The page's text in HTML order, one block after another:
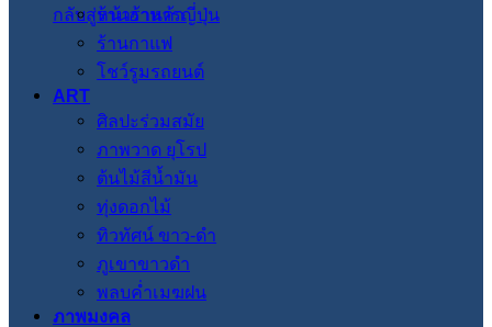
กลับสู่หน้าร้านค้า
ร้านอาหารญี่ปุ่น
ร้านกาแฟ
โชว์รูมรถยนต์
ART
ศิลปะร่วมสมัย
ภาพวาด ยุโรป
ต้นไม้สีน้ำมัน
ทุ่งดอกไม้
ทิวทัศน์ ขาว-ดำ
ภูเขาขาวดำ
พลบค่ำเมฆฝน
ภาพมงคล